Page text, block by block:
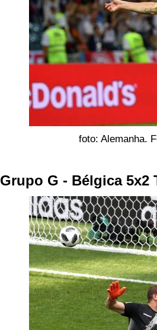
foto: Alemanha.
Grupo G - Bélgica 5x2